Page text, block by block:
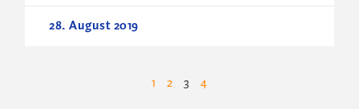
28. August 2019
1 2 3 4